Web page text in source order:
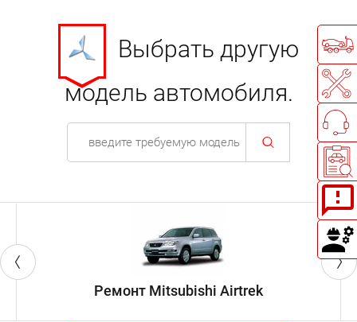
Выбрать другую
модель автомобиля.
Ремонт Mitsubishi Airtrek